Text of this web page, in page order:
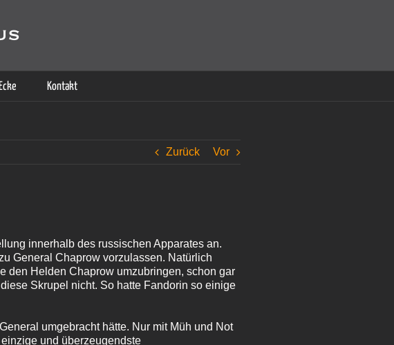
Kontakt
Zurück Vor
innerhalb des russischen Apparates an.
General Chaprow vorzulassen. Natürlich
den Helden Chaprow umzubringen, schon gar
Skrupel nicht. So hatte Fandorin so einige
umgebracht hätte. Nur mit Müh und Not
und überzeugendste
Sie sich damit einverstanden, dass Cookies gesetzt werden.